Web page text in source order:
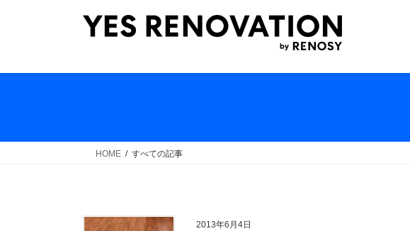
ツ
ッ
シ
移
HOME すべての記事
2013年6月4日